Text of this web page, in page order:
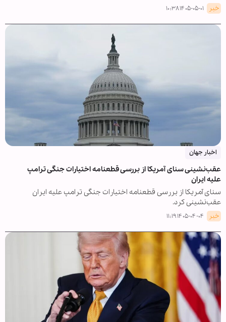
خبر ۱۴۰۵-۰۵-۰۱ ۱۰:۳۸
اخبار جهان
عقب‌نشینی سنای آمریکا از بررسی قطعنامه اختیارات جنگی ترامپ
علیه ایران
سنای آمریکا از بررسی قطعنامه اختیارات جنگی ترامپ علیه ایران
عقب‌نشینی کرد.
خبر ۱۴۰۵-۰۴-۰۴ ۱۱:۱۹